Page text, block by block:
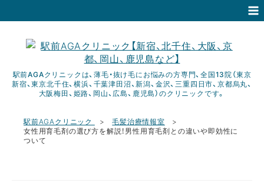
駅前AGAクリニックは、薄毛・抜け毛にお悩みの方専門、全国13院（東京
新宿、東京北千住、横浜、千葉津田沼、新潟、金沢、三重四日市、京都烏丸、
大阪梅田、姫路、岡山、広島、鹿児島）のクリニックです。
駅前AGAクリニック
毛髪治療情報室
女性用育毛剤の選び方を解説！男性用育毛剤との違いや即効性に
ついて